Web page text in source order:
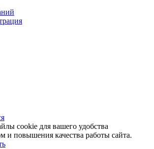
cookie для вашего удобства
и повышения качества работы сайта.